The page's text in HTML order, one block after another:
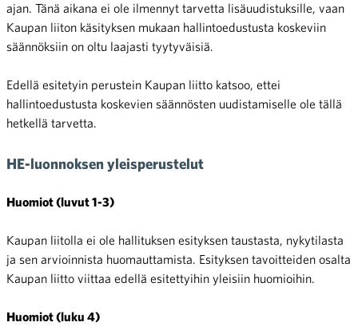
ajan. Tänä aikana ei ole ilmennyt tarvetta lisäuudistuksille, vaan
Kaupan liiton käsityksen mukaan hallintoedustusta koskeviin
säännöksiin on oltu laajasti tyytyväisiä.
Edellä esitetyin perustein Kaupan liitto katsoo, ettei
hallintoedustusta koskevien säännösten uudistamiselle ole tällä
hetkellä tarvetta.
HE-luonnoksen yleisperustelut
Huomiot (luvut 1-3)
Kaupan liitolla ei ole hallituksen esityksen taustasta, nykytilasta
ja sen arvioinnista huomauttamista. Esityksen tavoitteiden osalta
Kaupan liitto viittaa edellä esitettyihin yleisiin huomioihin.
Huomiot (luku 4)